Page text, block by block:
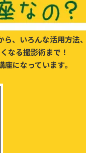
、 いろんな活用方法、
なる撮影術まで！
座になっています。